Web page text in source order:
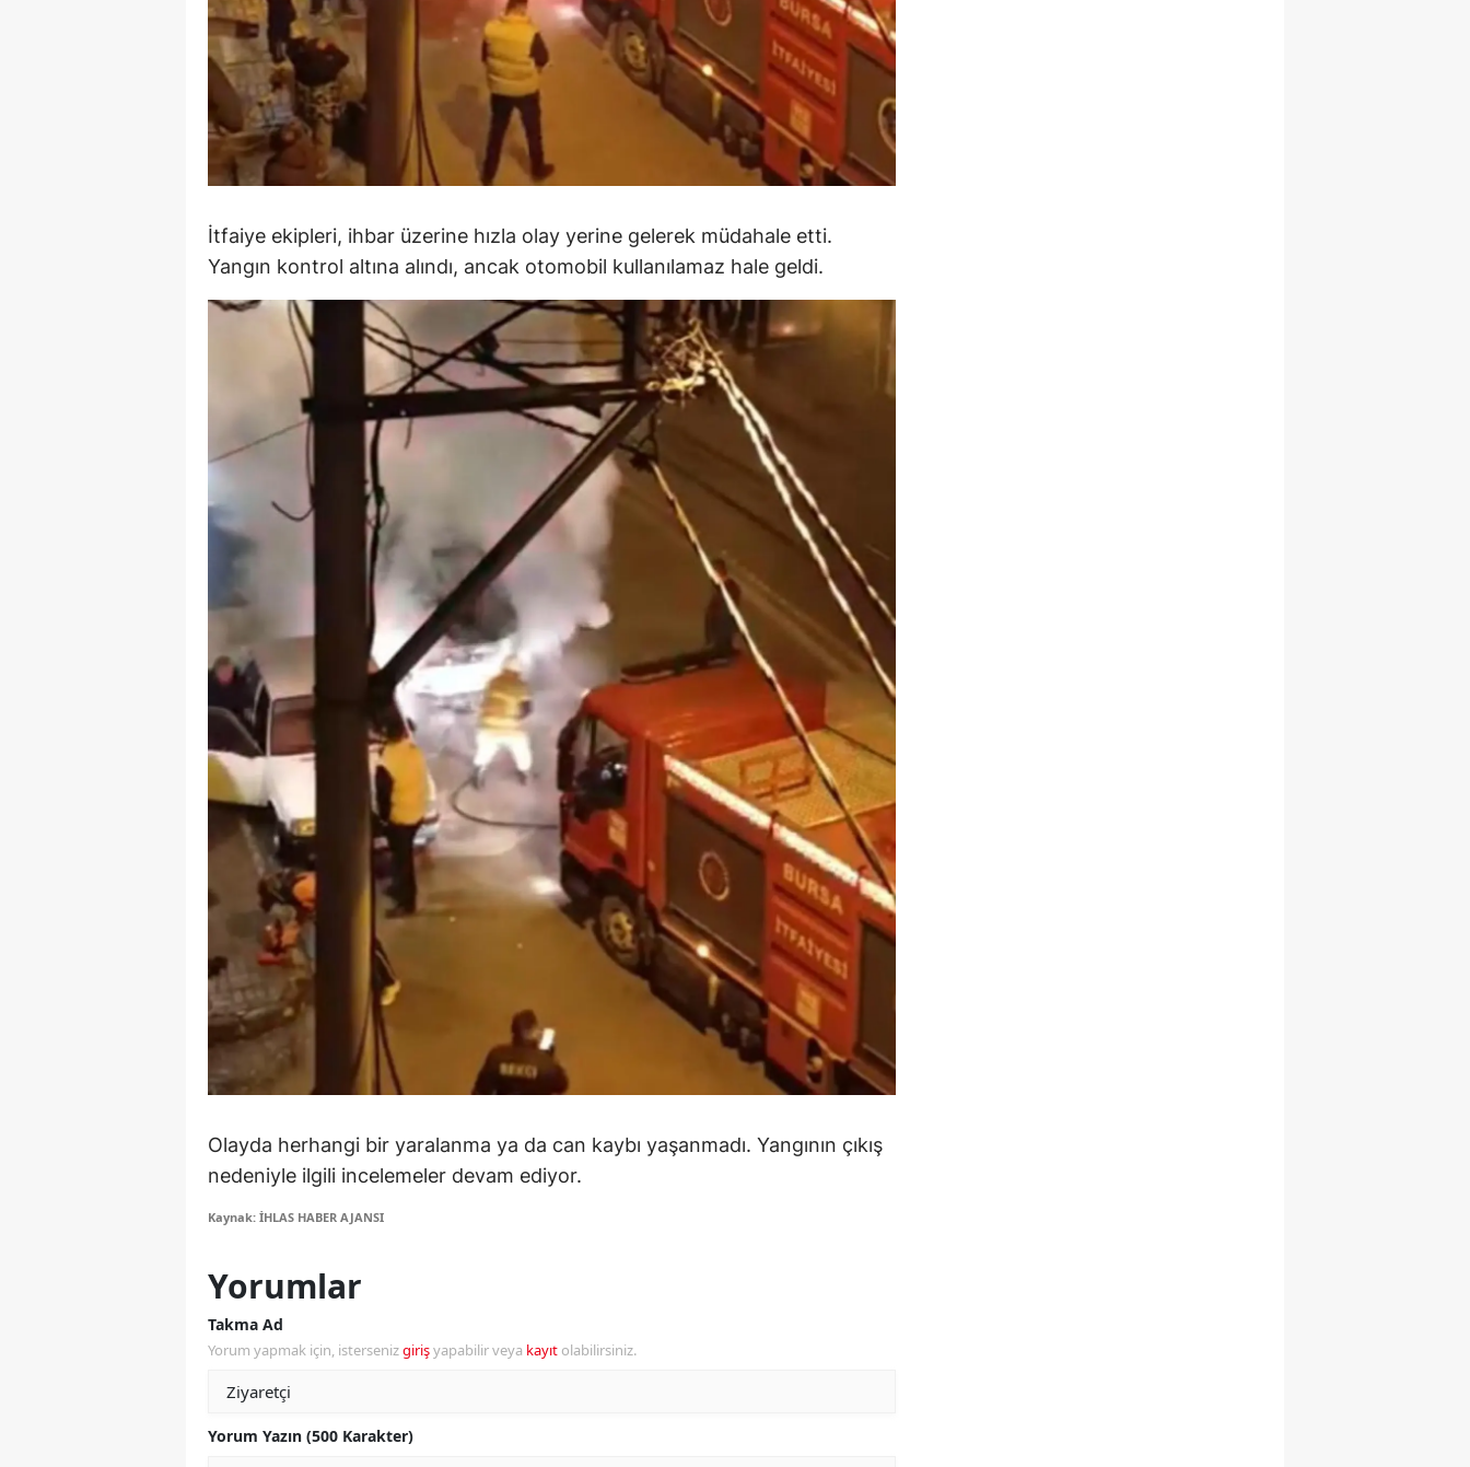
Samsun
Siirt
Sinop
Sivas
Tokat
Trabzon
Tunceli
Şanlıurfa
Yozgat
Zonguldak
Aksaray
Bayburt
Karaman
Kırıkkale
Batman
Şırnak
Bartın
Yalova
Karabük
Osmaniye
İtfaiye ekipleri, ihbar üzerine hızla olay yerine gelerek müdahale etti.
Yangın kontrol altına alındı, ancak otomobil kullanılamaz hale geldi.
Olayda herhangi bir yaralanma ya da can kaybı yaşanmadı. Yangının çıkış
nedeniyle ilgili incelemeler devam ediyor.
Kaynak: İHLAS HABER AJANSI
Yorumlar
Takma Ad
Yorum yapmak için, istersenizgirişyapabilir veya kayıt olabilirsiniz.
Yorum Yazın (500 Karakter)